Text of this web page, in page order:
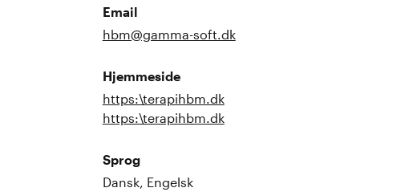
Email
hbm@gamma-soft.dk
Hjemmeside
https:\terapihbm.dk
https:\terapihbm.dk
Sprog
Dansk, Engelsk